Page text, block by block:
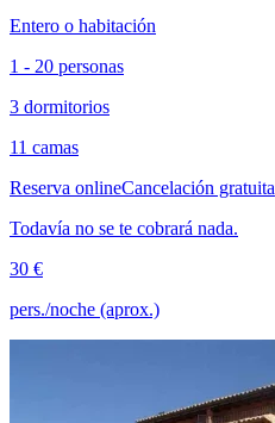
Entero o habitación
1 - 20 personas
3 dormitorios
11 camas
Reserva onlineCancelación gratuita
Todavía no se te cobrará nada.
30 €
pers./noche (aprox.)